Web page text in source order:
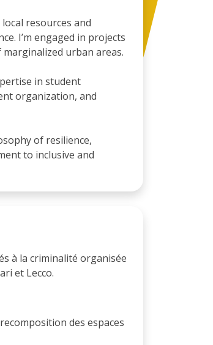
resources and
I’m engaged in projects
urban areas.
in student
organization, and
of resilience,
to inclusive and
à la criminalité organisée
et Lecco.
des espaces